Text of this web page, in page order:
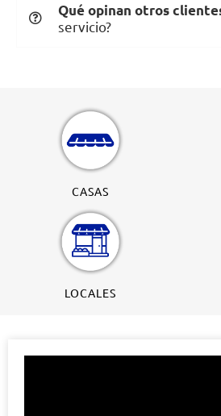
Qué opinan otros
servicio?
CASAS
LOCALES